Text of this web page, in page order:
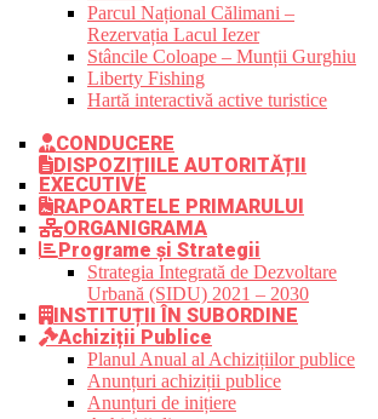
Parcul Național Călimani –
Rezervația Lacul Iezer
Stâncile Coloape – Munții Gurghiu
Liberty Fishing
Hartă interactivă active turistice
CONDUCERE
DISPOZIȚIILE AUTORITĂȚII
EXECUTIVE
RAPOARTELE PRIMARULUI
ORGANIGRAMA
Programe și Strategii
Strategia Integrată de Dezvoltare
Urbană (SIDU) 2021 – 2030
INSTITUȚII ÎN SUBORDINE
Achiziții Publice
Planul Anual al Achizițiilor publice
Anunțuri achiziții publice
Anunțuri de inițiere